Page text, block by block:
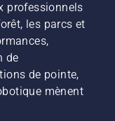
professionnels
les parcs et
de
de pointe,
mènent